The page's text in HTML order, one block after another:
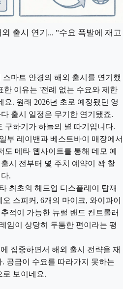
출시 연기... "수요 폭발에 재고
마트 안경의 해외 출시를 연기했
한 이유는 '전례 없는 수요와 제한
. 원래 2026년 초로 예정됐던 영
출시 일정은 무기한 연기됐죠.
구하기가 하늘의 별 따기입니다.
부 레이밴과 베스트바이 매장에서
도 메타 웹사이트를 통해 데모 예
시 전부터 몇 주치 예약이 꽉 찰
.
최초의 헤드업 디스플레이 탑재
스피커, 6개의 마이크, 와이파이
적이 가능한 뉴럴 밴드 컨트롤러
임이 상당히 두툼한 편이라는 평
집중하면서 해외 출시 전략을 재
공급이 수요를 따라가지 못하는
로 보이네요.